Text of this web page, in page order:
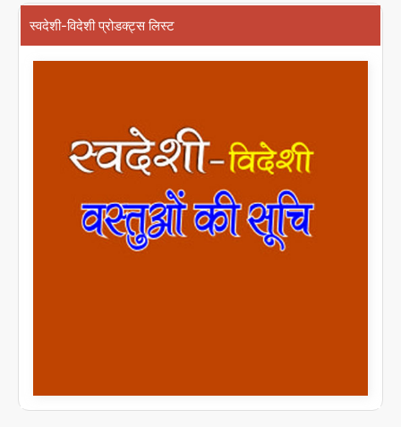
स्वदेशी-विदेशी प्रोडक्ट्स लिस्ट